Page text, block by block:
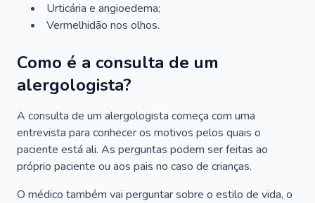
Urticária e angioedema;
Vermelhidão nos olhos.
Como é a consulta de um
alergologista?
A consulta de um alergologista começa com uma
entrevista para conhecer os motivos pelos quais o
paciente está ali. As perguntas podem ser feitas ao
próprio paciente ou aos pais no caso de crianças.
O médico também vai perguntar sobre o estilo de vida, o